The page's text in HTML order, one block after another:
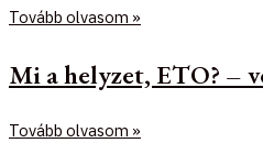
Tovább olvasom »
Mi a helyzet, ETO? –
Tovább olvasom »